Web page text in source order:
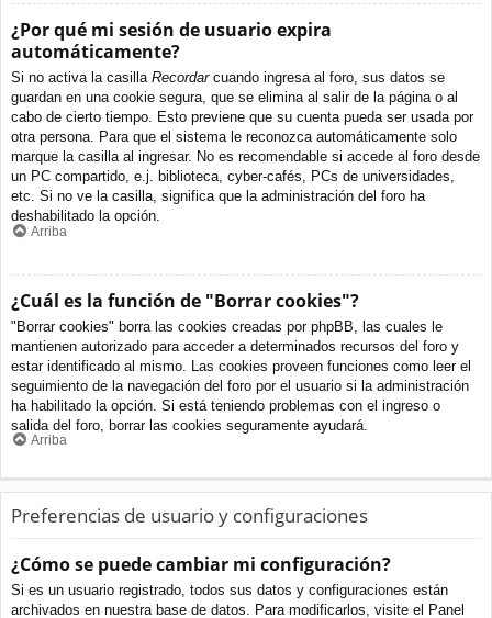
¿Por qué mi sesión de usuario expira
automáticamente?
Si no activa la casilla Recordarcuando ingresa al foro, sus datos se
guardan en una cookie segura, que se elimina al salir de la página o al
cabo de cierto tiempo. Esto previene que su cuenta pueda ser usada por
otra persona. Para que el sistema le reconozca automáticamente solo
marque la casilla al ingresar. No es recomendable si accede al foro desde
un PC compartido, e.j. biblioteca, cyber-cafés, PCs de universidades,
etc. Si no ve la casilla, significa que la administración del foro ha
deshabilitado la opción.
Arriba
¿Cuál es la función de "Borrar cookies"?
"Borrar cookies" borra las cookies creadas por phpBB, las cuales le
mantienen autorizado para acceder a determinados recursos del foro y
estar identificado al mismo. Las cookies proveen funciones como leer el
seguimiento de la navegación del foro por el usuario si la administración
ha habilitado la opción. Si está teniendo problemas con el ingreso o
salida del foro, borrar las cookies seguramente ayudará.
Arriba
Preferencias de usuario y configuraciones
¿Cómo se puede cambiar mi configuración?
Si es un usuario registrado, todos sus datos y configuraciones están
archivados en nuestra base de datos. Para modificarlos, visite el Panel